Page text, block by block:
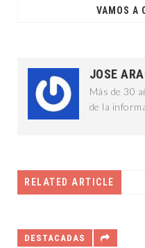
JOSE
Más de 30
de la
RELATED ARTICLE